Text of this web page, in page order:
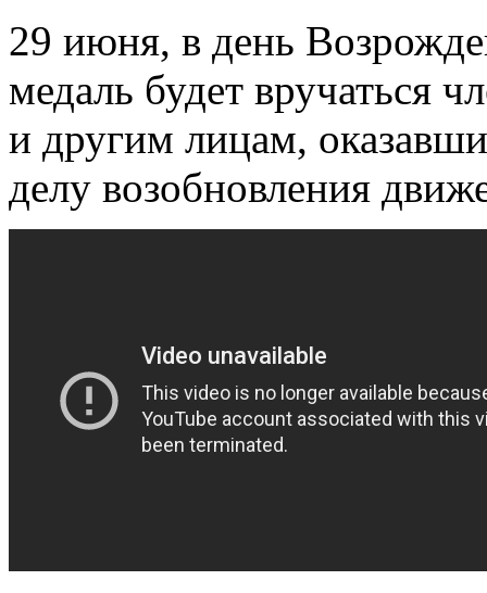
29 июня, в день
медаль будет вручаться
и другим лицам,
делу возобновления